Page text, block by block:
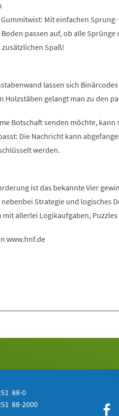
Mit einfachen
passen auf, ob alle
Spaß!
lassen sich
Holzstäben gelangt man zu den
Botschaft senden möchte,
Die Nachricht kann
werden.
ist das bekannte Vier
Strategie und logisches
allerlei Logikaufgaben,
www.hnf.de
88-0
88-2000